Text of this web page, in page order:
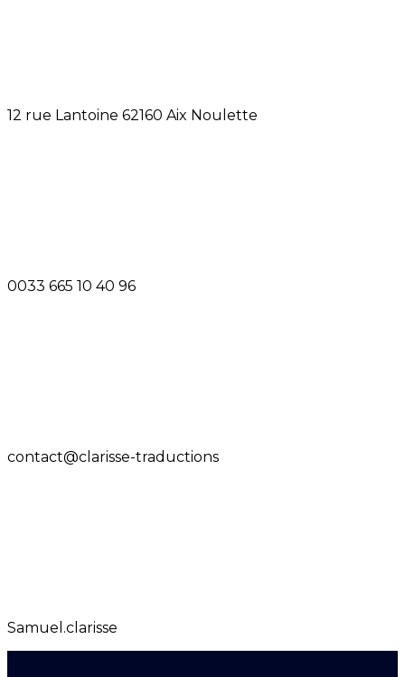
12 rue Lantoine 62160 Aix Noulette
0033 665 10 40 96
contact@clarisse-traductions
Samuel.clarisse